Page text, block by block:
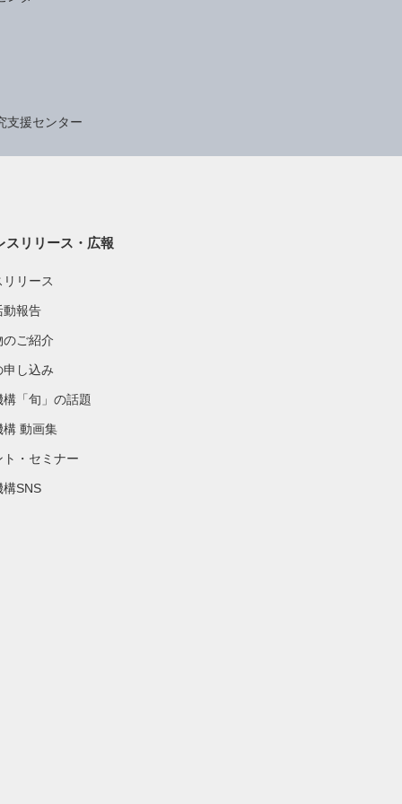
支援センター
スリリース・広報
リース
動報告
のご紹介
申し込み
構「旬」の話題
構 動画集
ト・セミナー
構SNS